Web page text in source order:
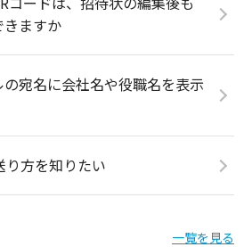
きますか
宛名に会社名や役職名を表示
り方を知りたい
一覧を見る